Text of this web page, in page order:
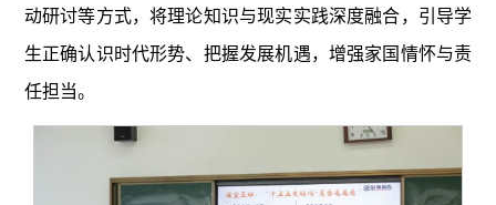
动研讨等方式，将理论知识与现实实践深度融合，引导学
生正确认识时代形势、把握发展机遇，增强家国情怀与责
任担当。